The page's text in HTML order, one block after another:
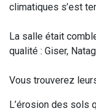
climatiques s’est
La salle était
qualité : Giser,
Vous trouverez
L’érosion des sols